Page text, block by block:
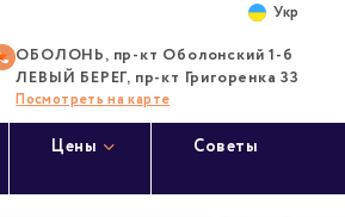
Укр
ОБОЛОНЬ, пр-кт Оболонский 1-б
ЛЕВЫЙ БЕРЕГ, пр-кт Григоренка 33
Посмотреть на карте
Цены Советы